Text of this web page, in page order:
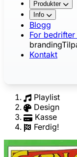
Produkter
Info
Blogg
For bedrifter
branding
Kontakt
Playlist
Design
Kasse
Ferdig!